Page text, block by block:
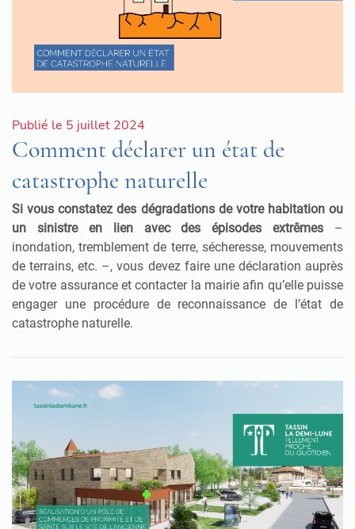
Publié le 5 juillet 2024
Comment déclarer un état de
catastrophe naturelle
Si vous constatez des dégradations de votre habitation ou
un sinistre en lien avec des épisodes extrêmes –
inondation, tremblement de terre, sécheresse, mouvements
de terrains, etc. –, vous devez faire une déclaration auprès
de votre assurance et contacter la mairie afin qu’elle puisse
engager une procédure de reconnaissance de l’état de
catastrophe naturelle.